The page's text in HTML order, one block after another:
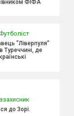
ФІФА
"Ліверпуля"
Туреччині, де
до Зорі.